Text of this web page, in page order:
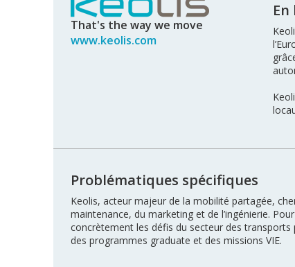
That's the way we move
www.keolis.com
Problématiques spécifiques
Keolis, acteur majeur de la mobilité partagée,
maintenance, du marketing et de l’ingénierie.
concrètement les défis du secteur des transports
des programmes graduate et des missions VIE.